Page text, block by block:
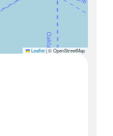
Leaflet|© OpenStreetMap